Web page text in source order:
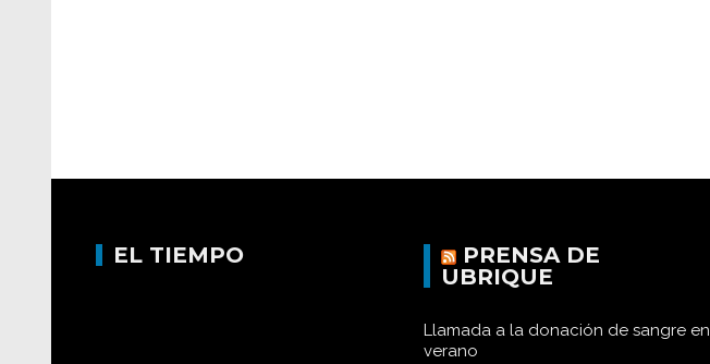
EL TIEMPO
PRENSA DE
UBRIQUE
Llamada a la donación de sangre en
verano